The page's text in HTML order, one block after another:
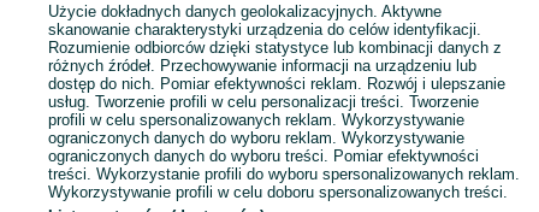
Popularne wyszukiwania
Użycie dokładnych danych geolokalizacyjnych. Aktywne
skanowanie charakterystyki urządzenia do celów identyfikacji.
Rozumienie odbiorców dzięki statystyce lub kombinacji danych z
różnych źródeł. Przechowywanie informacji na urządzeniu lub
dostęp do nich. Pomiar efektywności reklam. Rozwój i ulepszanie
usług. Tworzenie profili w celu personalizacji treści. Tworzenie
profili w celu spersonalizowanych reklam. Wykorzystywanie
ograniczonych danych do wyboru reklam. Wykorzystywanie
ograniczonych danych do wyboru treści. Pomiar efektywności
treści. Wykorzystanie profili do wyboru spersonalizowanych reklam.
Wykorzystywanie profili w celu doboru spersonalizowanych treści.